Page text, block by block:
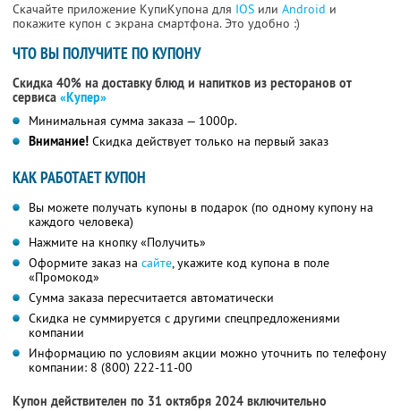
Скачайте приложение КупиКупона для IOS или Android и
покажите купон с экрана смартфона. Это удобно :)
ЧТО ВЫ ПОЛУЧИТЕ ПО КУПОНУ
Скидка 40% на доставку блюд и напитков из ресторанов от
сервиса «Купер»
Минимальная сумма заказа — 1000р.
Внимание! Скидка действует только на первый заказ
КАК РАБОТАЕТ КУПОН
Вы можете получать купоны в подарок (по одному купону на
каждого человека)
Нажмите на кнопку «Получить»
Оформите заказ на сайте, укажите код купона в поле
«Промокод»
Сумма заказа пересчитается автоматически
Скидка не суммируется с другими спецпредложениями
компании
Информацию по условиям акции можно уточнить по телефону
компании: 8 (800) 222-11-00
Купон действителен по 31 октября 2024 включительно